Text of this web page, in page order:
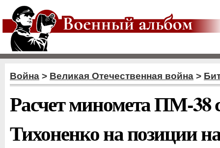
Война > Великая Отечественная война >
Расчет миномета ПМ-38
Тихоненко на позиции